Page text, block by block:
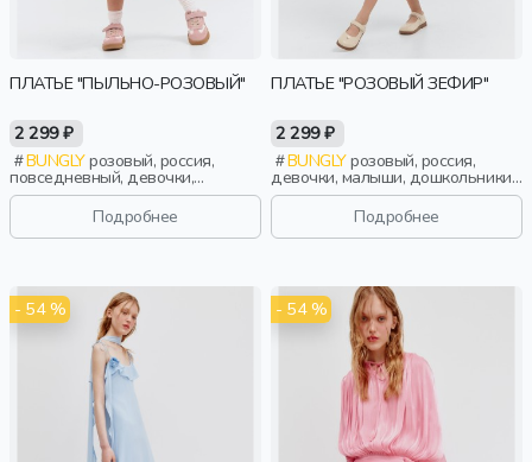
ПЛАТЬЕ "ПЫЛЬНО-РОЗОВЫЙ"
2 299 ₽
BUNGLYрозовый, россия,
повседневный, девочки,
малыши, дошкольники, дети
Подробнее
ПЛАТЬЕ "РОЗОВЫЙ ЗЕФИР"
2 299 ₽
BUNGLYрозовый, россия,
девочки, малыши, дошкольники,
дети
Подробнее
- 54 % - 54 %